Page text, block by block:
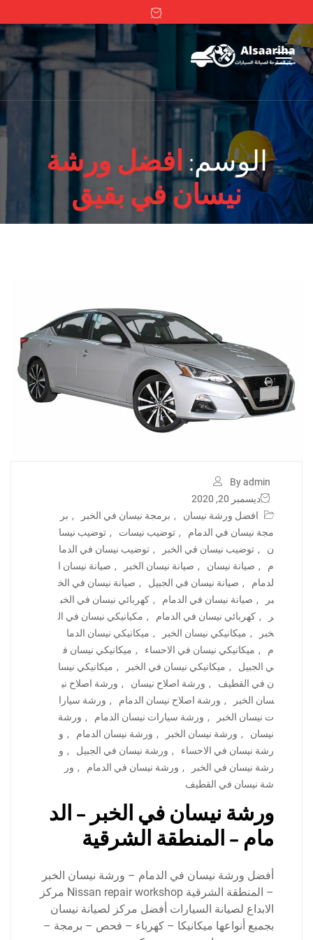
الوسم: افضل ورشة
نيسان في بقيق
By admin
ديسمبر 20, 2020
افضل ورشة نيسان
, برمجة نيسان في الخبر , بر
مجة نيسان في الدمام
, توضيب نيسات , توضيب نيسا
ن
, توضيب نيسان في الخبر , توضيب نيسان في الدما
م
, صيانة نيسان , صيانة نيسان الخبر , صيانة نيسان ا
لدمام
, صيانة نيسان في الجبيل , صيانة نيسان في الخ
بر
, صيانة نيسان في الدمام , كهربائي نيسان في الخب
ر
, كهربائي نيسان في الدمام , مكيانيكي نيسان في ال
خبر
, ميكانيكي نيسان الخبر , ميكانيكي نيسان الدما
م
, ميكانيكي نيسان في الاحساء , ميكانيكي نيسان ف
ي الجبيل
, ميكانيكي نيسان في الخبر , ميكانيكي نيسا
ن في القطيف
, ورشة اصلاح نيسان , ورشة اصلاح ني
سان الخبر
, ورشة اصلاح نيسان الدمام , ورشة سيارا
ت نيسان الخبر
, ورشة سيارات نيسان الدمام , ورشة
نيسان
, ورشة نيسان الخبر , ورشة نيسان الدمام , و
رشة نيسان في الاحساء
, ورشة نيسان في الجبيل , و
رشة نيسان في الخبر
, ورشة نيسان في الدمام , ور
شة نيسان في القطيف
ورشة نيسان في الخبر – الد
مام – المنطقة الشرقية
أفضل ورشة نيسان في الدمام – ورشة نيسان الخبر
– المنطقة الشرقية Nissan repair workshop مركز
الابداع لصيانة السيارات أفضل مركز لصيانة نيسان
بجمبع أنواعها ميكانيكا – كهرباء – فحص – برمجة –